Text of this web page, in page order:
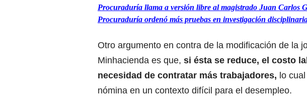
Procuraduría llama a versión libre al magistrado Juan Carlos
Procuraduría ordenó más pruebas en investigación
Otro argumento en contra de la modificación de la
Minhacienda es que, si ésta se reduce, el costo
necesidad de contratar más trabajadores, lo
nómina en un contexto difícil para el desempleo.